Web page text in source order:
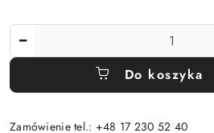
Do koszyka
Zamówienie tel.: +48 17 230 52 40